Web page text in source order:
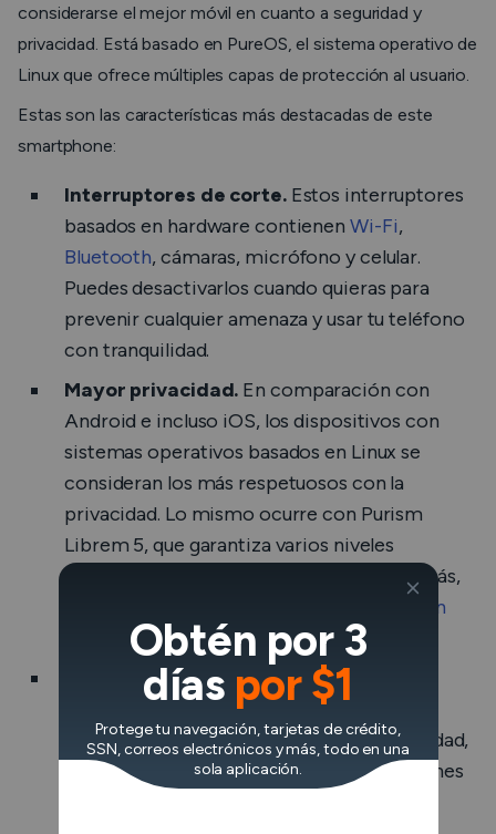
considerarse el mejor móvil en cuanto a seguridad y
privacidad. Está basado en PureOS, el sistema operativo de
Linux que ofrece múltiples capas de protección al usuario.
Estas son las características más destacadas de este
smartphone:
Interruptores de corte. Estos interruptores
basados en hardware contienen Wi-Fi,
Bluetooth, cámaras, micrófono y celular.
Puedes desactivarlos cuando quieras para
prevenir cualquier amenaza y usar tu teléfono
con tranquilidad.
Mayor privacidad. En comparación con
Android e incluso iOS, los dispositivos con
sistemas operativos basados en Linux se
consideran los más respetuosos con la
privacidad. Lo mismo ocurre con Purism
Librem 5, que garantiza varios niveles
adicionales de protección de datos. Además,
rastreadores de localización
están restringidos por defecto.
Funciones de seguridad esenciales y
Purism Librem 5 incluye
todas las funciones básicas de ciberseguridad,
desde el control de permisos de aplicaciones
Obtén por 3
días por $1
Protege tu navegación, tarjetas de crédito,
SSN, correos electrónicos y más, todo en una
sola aplicación.